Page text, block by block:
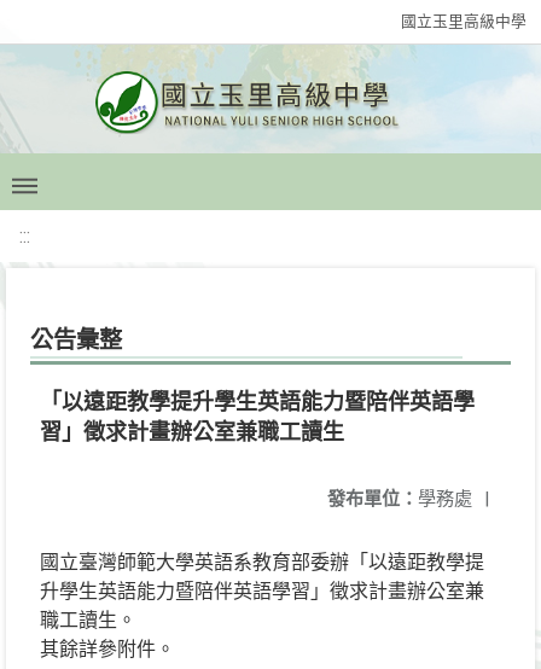
國立玉里高級中學
:::
公告彙整
「以遠距教學提升學生英語能力暨陪伴英語學
習」徵求計畫辦公室兼職工讀生
發布單位： 學務處 |
國立臺灣師範大學英語系教育部委辦「以遠距教學提
升學生英語能力暨陪伴英語學習」徵求計畫辦公室兼
職工讀生。
其餘詳參附件。